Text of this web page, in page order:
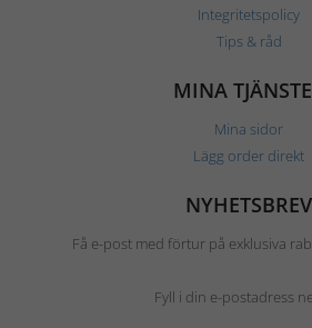
Integritetspolicy
Tips & råd
MINA
Mina sidor
Lägg order direkt
NYHETSBREV
Få e-post med förtur på exklusiva
Fyll i din e-postadress